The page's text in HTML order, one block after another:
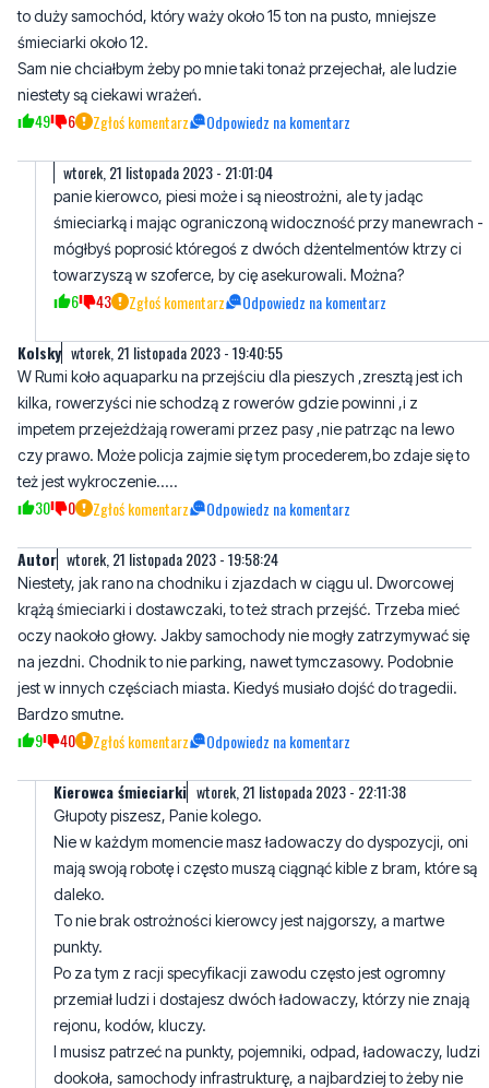
niestety są ciekawi wrażeń.
49 6 Zgłoś komentarz
wtorek, 21 listopada 2023 - 21:01:04
panie kierowco, piesi może i są nieostrożni, ale ty jadąc
mógłbyś poprosić któregoś z dwóch dżentelmentów ktrzy ci
towarzyszą w szoferce, by cię asekurowali. Można?
6 43 Zgłoś komentarz Odpowiedz na komentarz
Kolsky wtorek, 21 listopada 2023 - 19:40:55
W Rumi koło aquaparku na przejściu dla pieszych ,zresztą jest ich
impetem przejeżdżają rowerami przez pasy ,nie patrząc na lewo
czy prawo. Może policja zajmie się tym procederem,bo zdaje się to
też jest wykroczenie.....
30 0 Zgłoś komentarz Odpowiedz na komentarz
Autor wtorek, 21 listopada 2023 - 19:58:24
Niestety, jak rano na chodniku i zjazdach w ciągu ul. Dworcowej
oczy naokoło głowy. Jakby samochody nie mogły zatrzymywać się
na jezdni. Chodnik to nie parking, nawet tymczasowy. Podobnie
jest w innych częściach miasta. Kiedyś musiało dojść do tragedii.
Bardzo smutne.
9 40 Zgłoś komentarz Odpowiedz na komentarz
Kierowca śmieciarki
Głupoty piszesz, Panie kolego.
mają swoją robotę i często muszą ciągnąć kible z bram, które są
daleko.
To nie brak ostrożności kierowcy jest najgorszy, a martwe
punkty.
Po za tym z racji specyfikacji zawodu często jest ogromny
przemiał ludzi i dostajesz dwóch ładowaczy, którzy nie znają
rejonu, kodów, kluczy.
I musisz patrzeć na punkty, pojemniki, odpad, ładowaczy, ludzi
dookoła, samochody infrastrukturę, a najbardziej to żeby nie
rozjechać mało ogarniętego ładowacza.
Bycie kierowcą śmieciarki to wymagająca, odpowiedzialna i
często niewdzięczna praca i te pieniądze wcale tego nie